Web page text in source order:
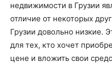
недвижимости в Грузии
отличие от некоторых
Грузии довольно низкие.
для тех, кто хочет
цене и вложить свои